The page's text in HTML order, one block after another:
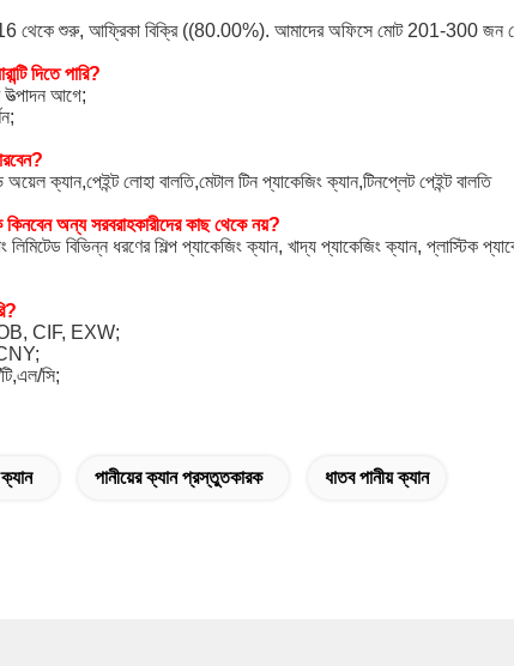
থেকে শুরু, আফ্রিকা বিক্রি ((80.00%). আমাদের অফিসে মোট 201-300 জন
দিতে পারি?
উত্পাদন আগে;
ক্যান,পেইন্ট লোহা বালতি,মেটাল টিন প্যাকেজিং ক্যান,টিনপ্লেট পেইন্ট বালতি
অন্য সরবরাহকারীদের কাছ থেকে নয়?
বিভিন্ন ধরণের শিল্প প্যাকেজিং ক্যান, খাদ্য প্যাকেজিং ক্যান, প্লাস্টিক
FOB, CIF, EXW;
সি;
ক্যান পানীয়ের ক্যান প্রস্তুতকারক ধাতব পানীয় ক্যান